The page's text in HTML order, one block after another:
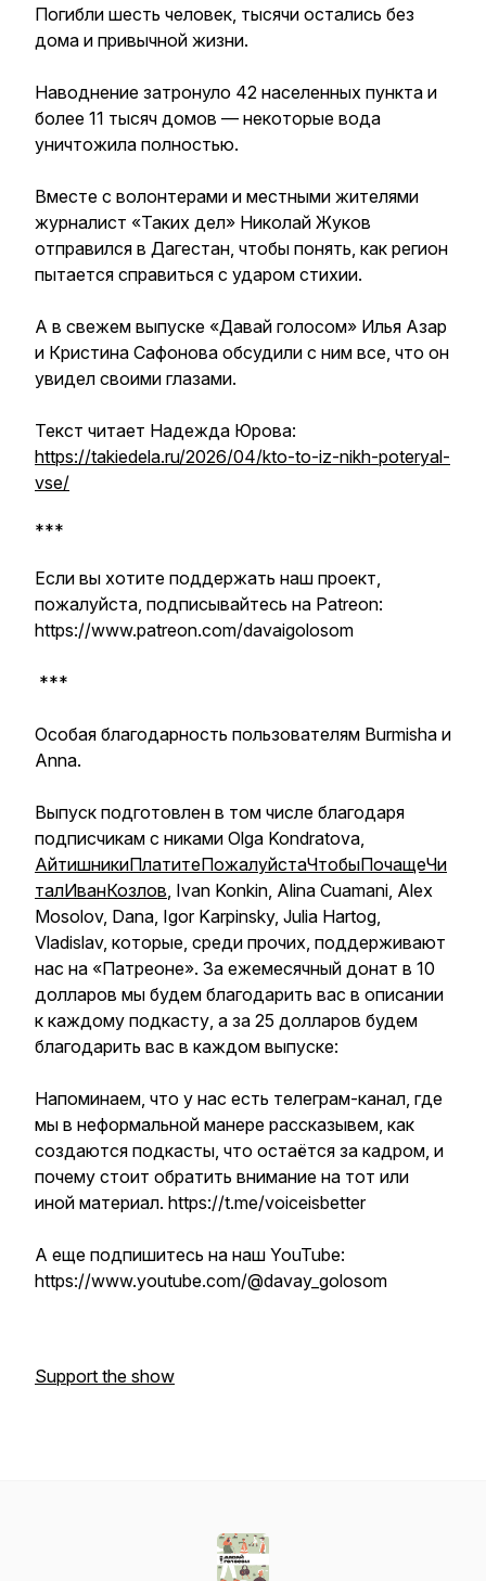
Погибли шесть человек, тысячи остались без
дома и привычной жизни.
Наводнение затронуло 42 населенных пункта и
более 11 тысяч домов — некоторые вода
уничтожила полностью.
Вместе с волонтерами и местными жителями
журналист «Таких дел» Николай Жуков
отправился в Дагестан, чтобы понять, как регион
пытается справиться с ударом стихии.
А в свежем выпуске «Давай голосом» Илья Азар
и Кристина Сафонова обсудили с ним все, что он
увидел своими глазами.
Текст читает Надежда Юрова:
https://takiedela.ru/2026/04/kto-to-iz-nikh-poteryal-
vse/
***
Если вы хотите поддержать наш проект,
пожалуйста, подписывайтесь на Patreon:
https://www.patreon.com/davaigolosom
***
Особая благодарность пользователям Burmisha и
Аnna.
Выпуск подготовлен в том числе благодаря
подписчикам с никами Olga Kondratova,
АйтишникиПлатитеПожалуйстаЧтобыПочащеЧи
талИванКозлов, Ivan Konkin, Alina Cuamani, Alex
Mosolov, Dana, Igor Karpinsky, Julia Hartog,
Vladislav, которые, среди прочих, поддерживают
нас на «Патреоне». За ежемесячный донат в 10
долларов мы будем благодарить вас в описании
к каждому подкасту, а за 25 долларов будем
благодарить вас в каждом выпуске:
Напоминаем, что у нас есть телеграм-канал, где
мы в неформальной манере рассказывем, как
создаются подкасты, что остаётся за кадром, и
почему стоит обратить внимание на тот или
иной материал. https://t.me/voiceisbetter
А еще подпишитесь на наш YouTube:
https://www.youtube.com/@davay_golosom
Support the show